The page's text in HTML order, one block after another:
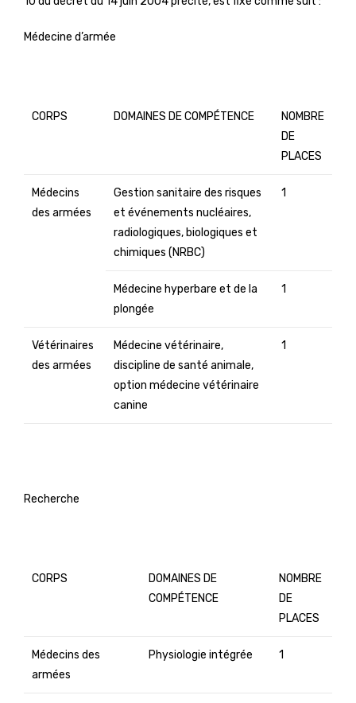
Médecine d’armée
CORPS DOMAINES DE COMPÉTENCE
NOMBRE
DE
PLACES
Médecins
des armées
Gestion sanitaire des risques
et événements nucléaires,
radiologiques, biologiques et
chimiques (NRBC)
1
Médecine hyperbare et de la
plongée
1
Vétérinaires
des armées
Médecine vétérinaire,
discipline de santé animale,
option médecine vétérinaire
canine
1
Recherche
CORPS
DOMAINES DE
COMPÉTENCE
NOMBRE
DE
PLACES
Médecins des
armées
Physiologie intégrée 1